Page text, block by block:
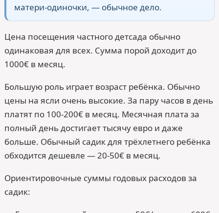
матери-одиночки, — обычное дело.
Цена посещения частного детсада обычно
одинаковая для всех. Сумма порой доходит до
1000€ в месяц.
Большую роль играет возраст ребёнка. Обычно
цены на ясли очень высокие. За пару часов в день
платят по 100-200€ в месяц. Месячная плата за
полный день достигает тысячу евро и даже
больше. Обычный садик для трёхлетнего ребёнка
обходится дешевле — 20-50€ в месяц.
Ориентировочные суммы годовых расходов за
садик: